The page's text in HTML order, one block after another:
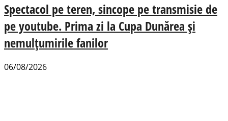
Spectacol pe teren, sincope pe transmisie de
pe youtube. Prima zi la Cupa Dunărea și
nemulțumirile fanilor
06/08/2026